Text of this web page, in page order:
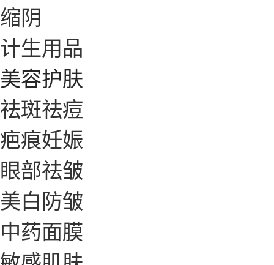
缩阴
计生用品
美容护肤
祛斑祛痘
疤痕妊娠
眼部祛皱
美白防皱
中药面膜